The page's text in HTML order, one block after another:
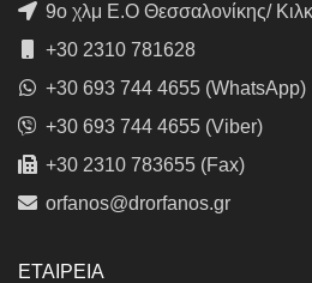
9ο χλμ Ε.Ο Θεσσαλονίκης/
+30 2310 781628
+30 693 744 4655 (WhatsApp)
+30 693 744 4655 (Viber)
+30 2310 783655 (Fax)
orfanos@drorfanos.gr
ΕΤΑΙΡΕΙΑ